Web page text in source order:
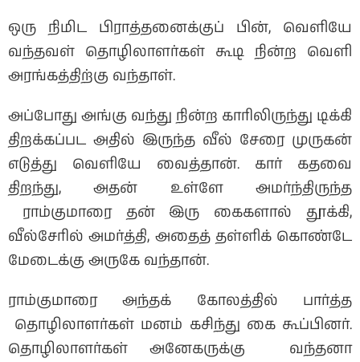
ஒரு நிமிட பிராத்தனைக்குப் பின், வெளியே
வந்தவள் தொழிலாளர்கள் கூடி நின்ற வெளி
அரங்கத்திற்கு வந்தாள்.
அப்போது அங்கு வந்து நின்ற காரிலிருந்து டிக்கி
திறக்கப்பட அதில் இருந்த வீல் சேரை முருகன்
எடுத்து வெளியே வைத்தான். கார் கதவை
திறந்து, அதன் உள்ளே அமர்ந்திருந்த
ராம்குமாரை தன் இரு கைகளால் தூக்கி,
வீல்சேரில் அமர்த்தி, அதைத் தள்ளிக் கொண்டே
மேடைக்கு அருகே வந்தான்.
ராம்குமாரை அந்தக் கோலத்தில் பார்த்த
தொழிலாளர்கள் மனம் கசிந்து கை கூப்பினர்.
தொழிலாளர்கள் அனேகருக்கு வந்தனா